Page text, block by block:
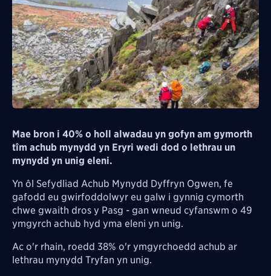
Mae bron i 40% o holl alwadau yn gofyn am gymorth
tîm achub mynydd yn Eryri wedi dod o lethrau un
mynydd yn unig eleni.
Yn ôl Sefydliad Achub Mynydd Dyffryn Ogwen, fe
gafodd eu gwirfoddolwyr eu galw i gynnig cymorth
chwe gwaith dros y Pasg - gan wneud cyfanswm o 49
ymgyrch achub hyd yma eleni yn unig.
Ac o'r rhain, roedd 38% o'r ymgyrchoedd achub ar
lethrau mynydd Tryfan yn unig.